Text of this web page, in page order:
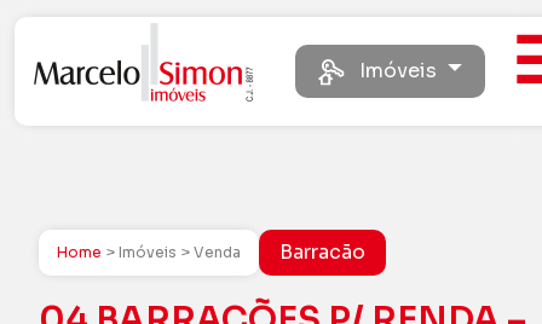
Imóveis
Home > Imóveis > Venda Barracão